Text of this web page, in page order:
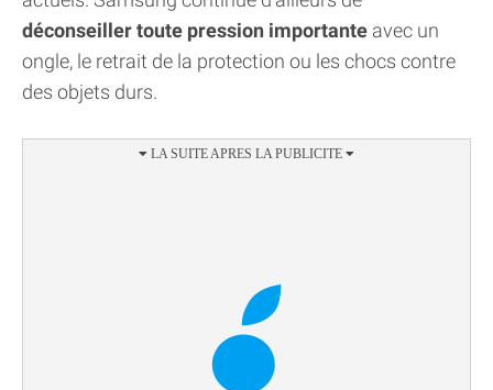
déconseiller toute pression importante avec un
ongle, le retrait de la protection ou les chocs contre
des objets durs.